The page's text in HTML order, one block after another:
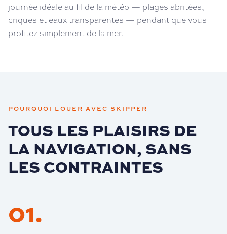
journée idéale au fil de la météo — plages abritées,
criques et eaux transparentes — pendant que vous
profitez simplement de la mer.
POURQUOI LOUER AVEC SKIPPER
TOUS LES PLAISIRS DE
LA NAVIGATION, SANS
LES CONTRAINTES
01.